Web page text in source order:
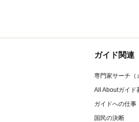
ガイド関連
専門家サーチ（
All Aboutガイド
ガイドへの仕事
国民の決断